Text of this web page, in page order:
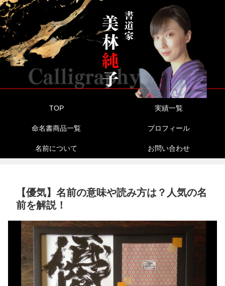
TOP 実績一覧
命名書商品一覧 プロフィール
名前について お問い合わせ
【優気】名前の意味や読み方は？人気の名
前を解説！